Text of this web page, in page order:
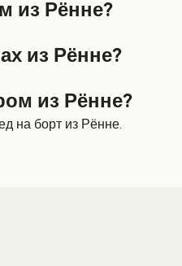
из Рённе?
из Рённе?
из Рённе?
на борт из Рённе.